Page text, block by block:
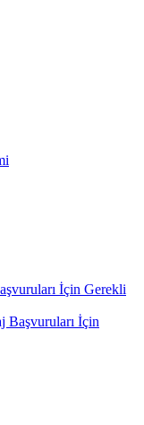
İçin Gerekli
Başvuruları İçin